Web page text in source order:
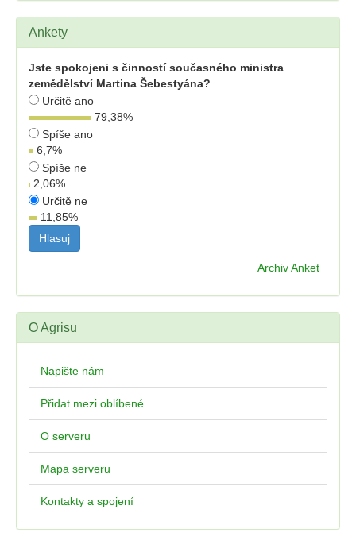
Ankety
Jste spokojeni s činností současného ministra
zemědělství Martina Šebestyána?
Určitě ano
79,38%
Spíše ano
6,7%
Spíše ne
2,06%
Určitě ne
11,85%
Archiv Anket
O Agrisu
Napište nám
Přidat mezi oblíbené
O serveru
Mapa serveru
Kontakty a spojení